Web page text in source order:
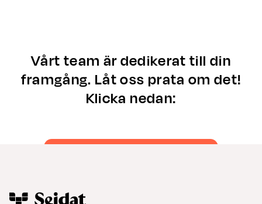
Vårt team är dedikerat till din
framgång. Låt oss prata om det!
Klicka nedan: